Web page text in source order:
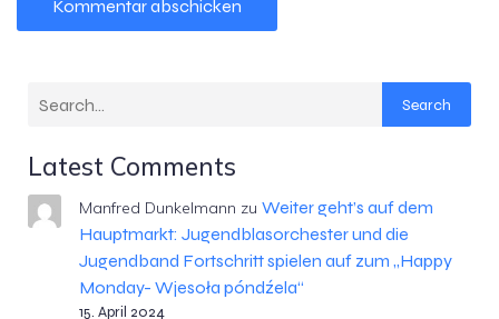
Search
Latest Comments
Manfred Dunkelmann zu Weiter geht’s auf dem
Hauptmarkt: Jugendblasorchester und die
Jugendband Fortschritt spielen auf zum „Happy
Monday- Wjesoła póndźela“
15. April 2024